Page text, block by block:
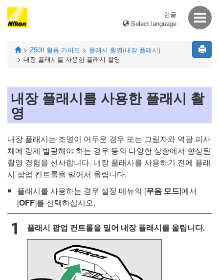
한글
Select language
Z50II 활용 가이드
플래시 촬영(내장 플래시)
내장 플래시를 사용한 플래시 촬영
내장 플래시를 사용한 플래시 촬
영
내장 플래시는 조명이 어두운 경우 또는 그림자와 역광 피사
체에 강제 발광해야 하는 경우 등의 다양한 상황에서 향상된
촬영 경험을 선사합니다. 내장 플래시를 사용하기 전에 플래
시 팝업 컨트롤을 밀어서 올립니다.
플래시를 사용하는 경우 설정 메뉴의 [무음 모드]에서
[OFF]를 선택하십시오.
플래시 팝업 컨트롤을 밀어 내장 플래시를 올립니다.